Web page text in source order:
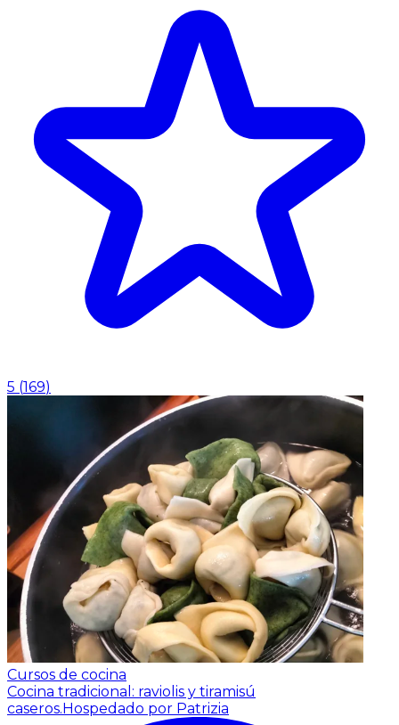
5 (169)
Cursos de cocina
Cocina tradicional: raviolis y tiramisú
caseros.Hospedado por Patrizia